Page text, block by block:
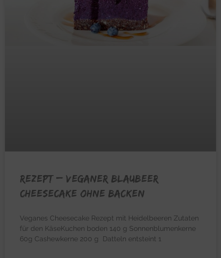
REZEPT – Veganer Blaubeer
Cheesecake ohne Backen
Veganes Cheesecake Rezept mit Heidelbeeren Zutaten
für den KäseKuchen boden 140 g Sonnenblumenkerne
60g Cashewkerne 200 g Datteln entsteint 1